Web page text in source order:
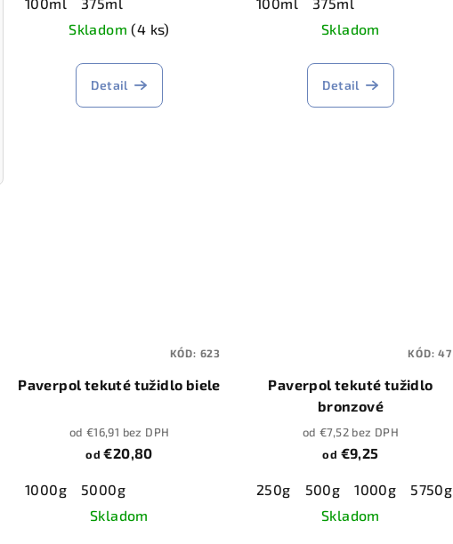
Skladom(4 ks)
Detail
Skladom
Detail
Paverpol tekuté tužidlo biele
od €16,91 bez DPH
od €20,80
1000g
5000g
Skladom
KÓD: 623
Paverpol tekuté tužidlo
bronzové
od €7,52 bez DPH
od €9,25
250g 500g 1000g
5750g
Skladom
KÓD:47